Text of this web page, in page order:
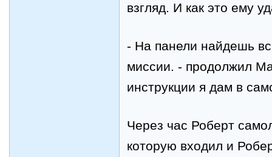
взгляд. И как это ему
- На панели найдешь
миссии. - продолжил
инструкции я дам в
Через час Роберт
которую входил и